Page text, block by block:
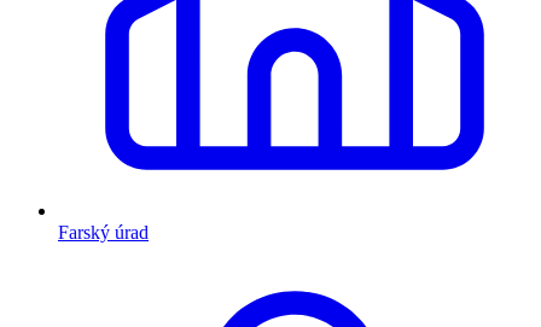
Farský úrad